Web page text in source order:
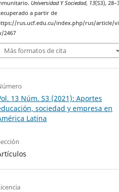
Universidad Y Sociedad, 13(S3),
a partir de
rus.ucf.edu.cu/index.php/rus/article/
2467
Más formatos de cita
13 Núm. S3 (2021): Aportes
sociedad y empresa en
Latina